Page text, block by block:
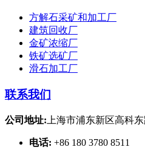
方解石采矿和加工厂
建筑回收厂
金矿浓缩厂
铁矿选矿厂
滑石加工厂
联系我们
公司地址: 上海市浦东新区高科
电话: +86 180 3780 8511